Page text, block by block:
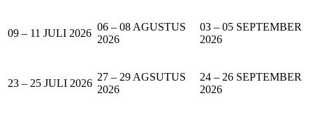
09 – 11 JULI 2026
06 – 08 AGUSTUS
2026
03 – 05 SEPTEMBER
2026
23 – 25 JULI 2026
27 – 29 AGSUTUS
2026
24 – 26 SEPTEMBER
2026